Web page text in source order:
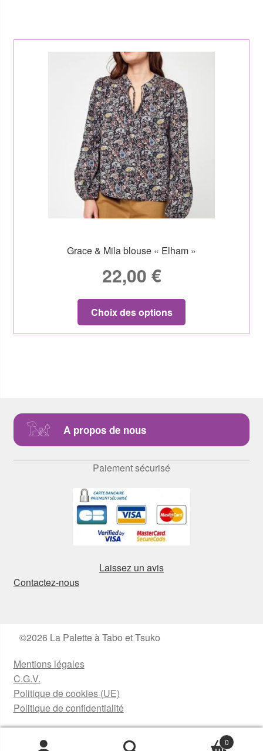
Grace & Mila blouse « Elham »
22,00 €
Choix des options
A propos de nous
Paiement sécurisé
Laissez un avis
Contactez-nous
0
©2026 La Palette à Tabo et Tsuko
Mentions légales
C.G.V.
Politique de cookies (UE)
Politique de confidentialité